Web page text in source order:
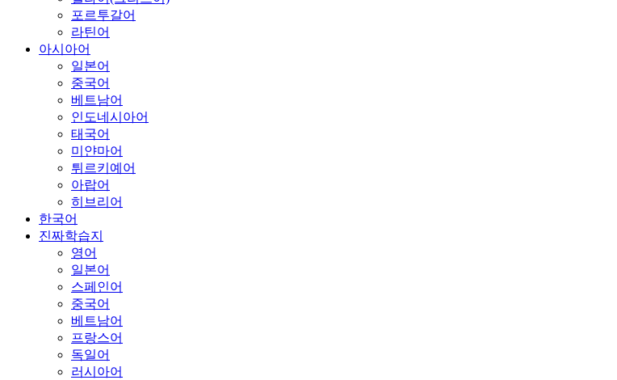
포르투갈어
라틴어
아시아어
일본어
중국어
베트남어
인도네시아어
태국어
미얀마어
튀르키예어
아랍어
히브리어
한국어
진짜학습지
영어
일본어
스페인어
중국어
베트남어
프랑스어
독일어
러시아어